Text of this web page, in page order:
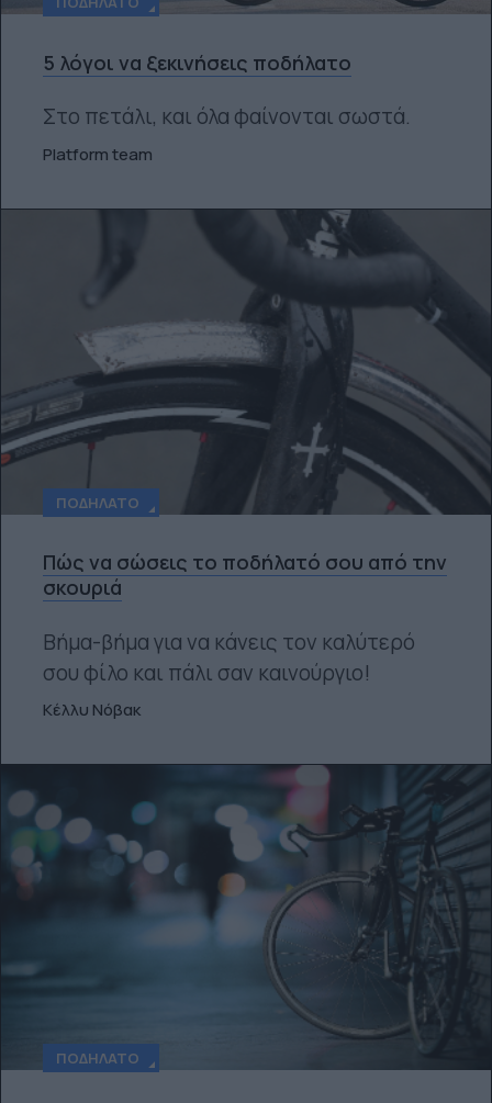
5 λόγοι να ξεκινήσεις ποδήλατο
Στο πετάλι, και όλα φαίνονται σωστά.
Platform team
ΠΟΔΉΛΑΤΟ
Πώς να σώσεις το ποδήλατό σου από την
σκουριά
Βήμα-βήμα για να κάνεις τον καλύτερό
σου φίλο και πάλι σαν καινούργιο!
Κέλλυ Νόβακ
ΠΟΔΉΛΑΤΟ